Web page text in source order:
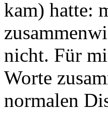
kam) hatte:
nicht. Für
Worte
normalen